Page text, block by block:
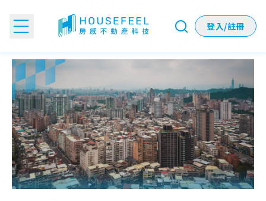
登入/註冊
惠國市場都更案！921地震後成危樓！新店惠國市場未來規劃